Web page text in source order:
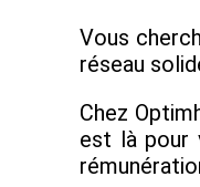
Vous
réseau
Chez
est là pour